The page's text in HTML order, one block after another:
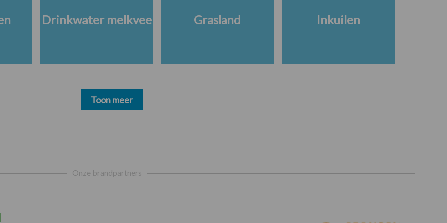
Drinkwater melkvee Grasland Inkuilen
Toon meer
Onze brandpartners